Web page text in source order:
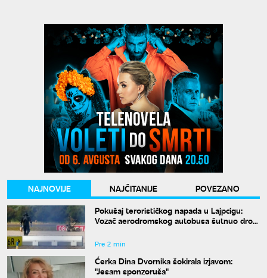
NAJNOVIJE NAJČITANIJE
POVEZANO
Pokušaj terorističkog napada u Lajpcigu:
Vozač aerodromskog autobusa šutnuo dron
Pre 2 min
Ćerka Dina Dvornika šokirala izjavom:
"Jesam sponzoruša"